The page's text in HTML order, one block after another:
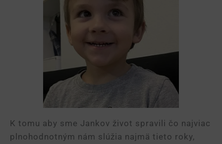
K tomu aby sme Jankov život spravili čo najviac
plnohodnotným nám slúžia najmä tieto roky,